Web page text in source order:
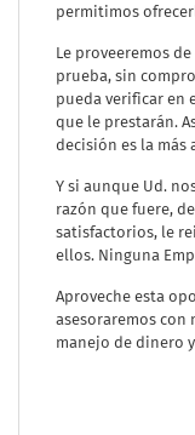
permitimos
Le proveeremos
prueba, sin
pueda verificar en
que le prestarán.
decisión es la más
Y si aunque Ud.
razón que fuere,
satisfactorios, le
ellos. Ninguna
Aproveche esta
asesoraremos con
manejo de dinero